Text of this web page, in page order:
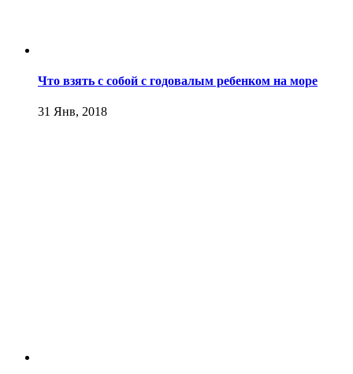
Что взять с собой с годовалым ребенком на море
31 Янв, 2018